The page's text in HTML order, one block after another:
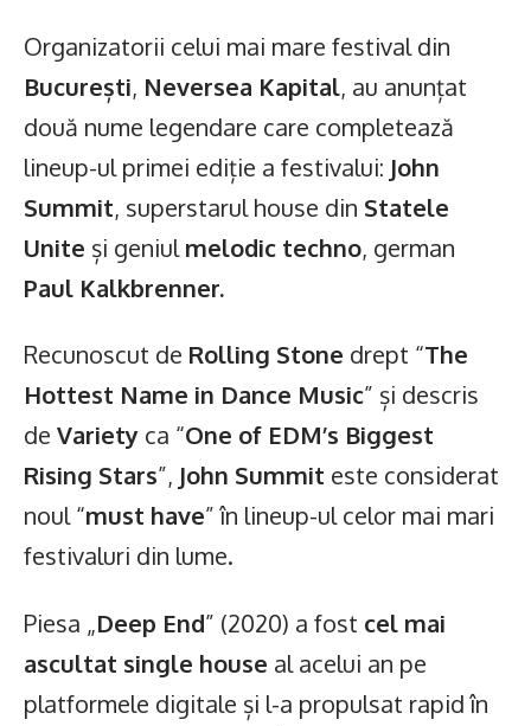
Organizatorii celui mai mare festival din
București, Neversea Kapital, au anunțat
două nume legendare care completează
lineup-ul primei ediție a festivalui: John
Summit, superstarul house din Statele
Unite și geniulmelodic techno, german
Paul Kalkbrenner.
Recunoscut de Rolling Stone drept “The
Hottest Name in Dance Music” și descris
de Variety ca “One of EDM’s Biggest
Rising Stars”, John Summit este considerat
noul “must have” în lineup-ul celor mai mari
festivaluri din lume.
Piesa „Deep End” (2020) a fost cel mai
ascultat single house al acelui an pe
platformele digitale și l-a propulsat rapid în